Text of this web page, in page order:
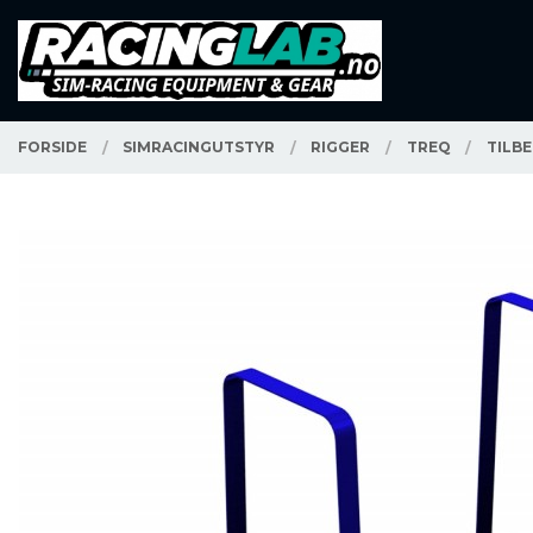
innholdet
PRODUKTER
Lukk
FORSIDE SIMRACINGUTSTYR RIGGER TREQ